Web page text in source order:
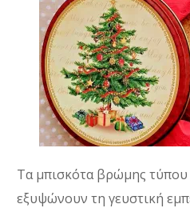
Τα μπισκότα βρώμης
εξυψώνουν τη γευστική